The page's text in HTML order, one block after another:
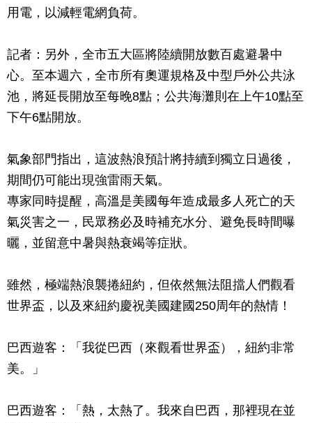
用電，以減輕電網負荷。
記者：另外，全市五大區將陸續開放數百處避暑中
心。至本週六，全市所有奧運規格及中型戶外公共泳
池，將延長開放至每晚8點；公共海灘則在上午10點至
下午6點開放。
氣象部門指出，這波熱浪預計將持續到獨立日過後，
期間仍可能出現強雷雨天氣。
專家同時提醒，高溫是美國每年造成最多人死亡的天
氣災害之一，民眾務必及時補充水分、避免長時間曝
曬，並留意中暑與熱衰竭等症狀。
雖然，極端熱浪襲捲紐約，但依然無法阻擋人們觀看
世界盃，以及來紐約慶祝美國建國250周年的熱情！
巴西遊客：「我從巴西（來觀看世界盃），紐約非常
美。」
巴西遊客：「熱，太熱了。我來自巴西，那裡現在並